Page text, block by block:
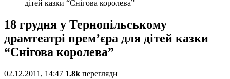
дітей казки “Снігова королева”
18 грудня у Тернопільському
драмтеатрі прем’єра для дітей казки
“Снігова королева”
02.12.2011, 14:47 1.8k перегляди